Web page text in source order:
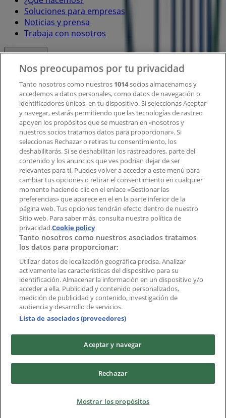
Soluciones para empresas
Noticias y prensa
Trabaja con nosotros
Contacto comercial y de marketing
Tienda mal colocada en el mapa
Notificar un folleto
¿Encontraste un problema en la web o en la
aplicación?
Índices
Marcas
Marcas locales
Negocios
Negocios cercanos
Productos
Productos locales
Ciudades
Descargar la APP Tiendeo
Copyright © Tiendeo ® 2026 · Shopfully Marketing S.L.U. –
Términos y condicionesPolítica de privacidad
Nos preocupamos por tu privacidad
Tanto nosotros como nuestros 1014socios almacenamos y
accedemos a datos personales, como datos de navegación o
identificadores únicos, en tu dispositivo. Si seleccionas Aceptar
y navegar, estarás permitiendo que las tecnologías de rastreo
apoyen los propósitos que se muestran en «nosotros y
nuestros socios tratamos datos para proporcionar». Si
seleccionas Rechazar o retiras tu consentimiento, los
deshabilitarás. Si se deshabilitan los rastreadores, parte del
contenido y los anuncios que ves podrían dejar de ser
relevantes para ti. Puedes volver a acceder a este menú para
cambiar tus opciones o retirar el consentimiento en cualquier
momento haciendo clic en el enlace «Gestionar las
preferencias» que aparece en el en la parte inferior de la
página web. Tus opciones tendrán efecto dentro de nuestro
Sitio web. Para saber más, consulta nuestra política de
privacidad.Cookie policy
Tanto nosotros como nuestros asociados tratamos
los datos para proporcionar:
Utilizar datos de localización geográfica precisa. Analizar
activamente las características del dispositivo para su
identificación. Almacenar la información en un dispositivo y/o
acceder a ella. Publicidad y contenido personalizados,
medición de publicidad y contenido, investigación de
audiencia y desarrollo de servicios.
Lista de asociados (proveedores)
Aceptar y navegar
Rechazar
Mostrar los propósitos